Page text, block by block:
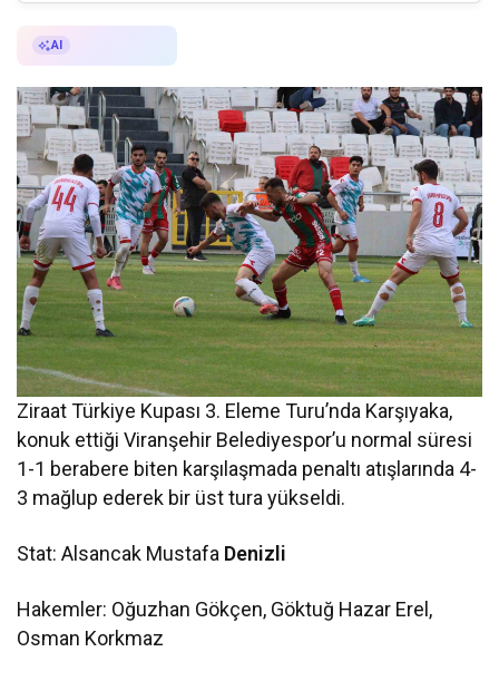
AI
Ziraat Türkiye Kupası 3. Eleme Turu’nda Karşıyaka,
konuk ettiği Viranşehir Belediyespor’u normal süresi
1-1 berabere biten karşılaşmada penaltı atışlarında 4-
3 mağlup ederek bir üst tura yükseldi.
Stat: Alsancak Mustafa Denizli
Hakemler: Oğuzhan Gökçen, Göktuğ Hazar Erel,
Osman Korkmaz